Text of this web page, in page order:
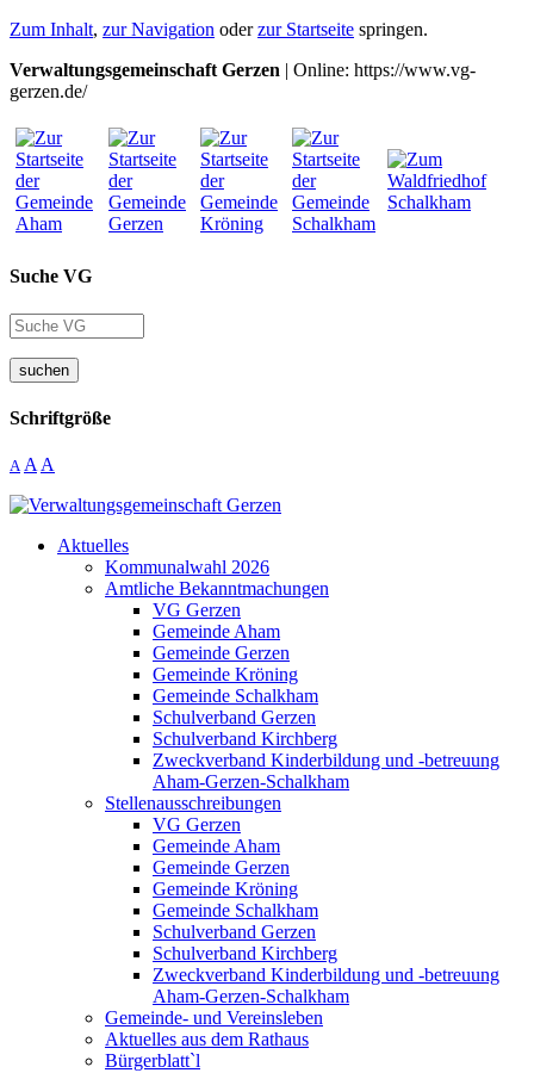
Zum Inhalt, zur Navigation oderzur Startseite springen.
Verwaltungsgemeinschaft Gerzen | Online: https://www.vg-
gerzen.de/
Suche VG
suchen
Schriftgröße
A A A
Aktuelles
Kommunalwahl 2026
Amtliche Bekanntmachungen
VG Gerzen
Gemeinde Aham
Gemeinde Gerzen
Gemeinde Kröning
Gemeinde Schalkham
Schulverband Gerzen
Schulverband Kirchberg
Zweckverband Kinderbildung und -betreuung
Aham-Gerzen-Schalkham
Stellenausschreibungen
VG Gerzen
Gemeinde Aham
Gemeinde Gerzen
Gemeinde Kröning
Gemeinde Schalkham
Schulverband Gerzen
Schulverband Kirchberg
Zweckverband Kinderbildung und -betreuung
Aham-Gerzen-Schalkham
Gemeinde- und Vereinsleben
Aktuelles aus dem Rathaus
Bürgerblatt`l